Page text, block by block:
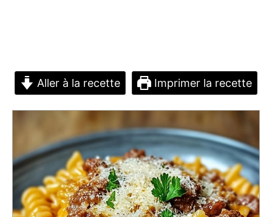
Aller à la recette Imprimer la recette